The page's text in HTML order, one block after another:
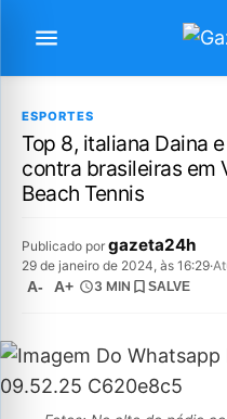
ESPORTES
Top 8, italiana Daina
contra brasileiras em
Beach Tennis
Publicado por gazeta24h
29 de janeiro de 2024, às 16:29·
A- A+ 3 MIN SALVE